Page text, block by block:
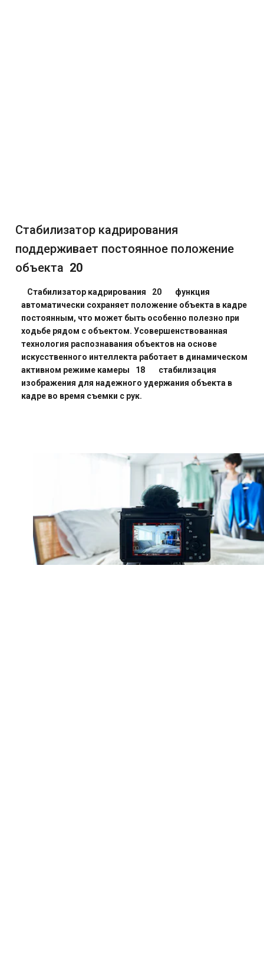
Стабилизатор кадрирования
поддерживает постоянное положение
объекта 20
Стабилизатор кадрирования 20
функция
автоматически сохраняет положение объекта в кадре
постоянным, что может быть особенно полезно при
ходьбе рядом с объектом. Усовершенствованная
технология распознавания объектов на основе
искусственного интеллекта работает в динамическом
активном режиме камеры
18
стабилизация
изображения для надежного удержания объекта в
кадре во время съемки с рук.